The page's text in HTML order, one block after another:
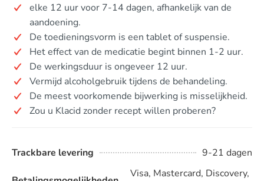
elke 12 uur voor 7-14 dagen, afhankelijk van de
aandoening.
De toedieningsvorm is een tablet of suspensie.
Het effect van de medicatie begint binnen 1-2 uur.
De werkingsduur is ongeveer 12 uur.
Vermijd alcoholgebruik tijdens de behandeling.
De meest voorkomende bijwerking is misselijkheid.
Zou u Klacid zonder recept willen proberen?
Trackbare levering 9-21 dagen
Visa, Mastercard, Discovery,